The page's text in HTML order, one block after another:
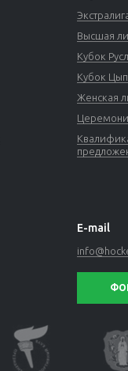
Высшая
Кубок
Кубок
Женская
E-mail